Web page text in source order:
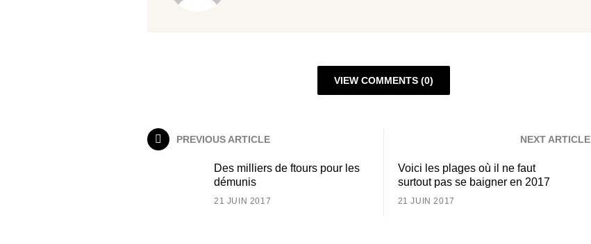
VIEW COMMENTS (0)
PREVIOUS ARTICLE
Des milliers de ftours pour les
démunis
21 JUIN 2017
NEXT ARTICLE
Voici les plages où il ne faut
surtout pas se baigner en 2017
21 JUIN 2017